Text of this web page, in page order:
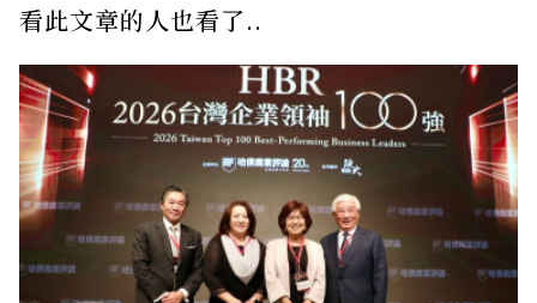
看此文章的人也看了..